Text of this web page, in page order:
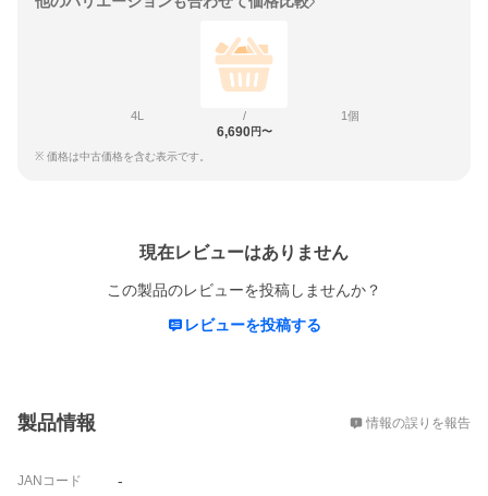
4L / 1個
6,690円〜
※ 価格は中古価格を含む表示です。
現在レビューはありません
この製品のレビューを投稿しませんか？
レビューを投稿する
製品情報 情報の誤りを報告
JANコード -